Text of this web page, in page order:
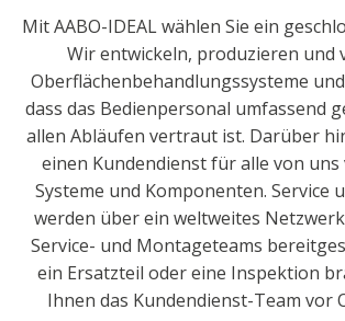
Mit AABO-IDEAL wählen Sie ein
Wir entwickeln, produzieren und
Oberflächenbehandlungssysteme
dass das Bedienpersonal umfassend
allen Abläufen vertraut ist. Darüber
einen Kundendienst für alle von
Systeme und Komponenten. Service
werden über ein weltweites
Service- und Montageteams
ein Ersatzteil oder eine Inspektion
Ihnen das Kundendienst-Team vor